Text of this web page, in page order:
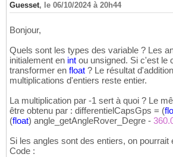
Guesset, le 06/10/2024 à 20h44
Bonjour,
Quels sont les types des variable ? Les
initialement en int ou unsigned. Si c'est le
transformer en float ? Le résultat
multiplications d'entiers reste entier.
La multiplication par -1 sert à quoi ? Le
être obtenu par : differentielCapsGps = (
(float) angle_getAngleRover_Degre -
Si les angles sont des entiers, on pourrait
Code :